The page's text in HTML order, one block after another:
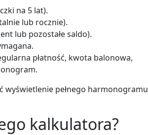
na 5 lat).
lub rocznie).
lub pozostałe saldo).
płatność, kwota balonowa,
wyświetlenie pełnego harmonogramu
kalkulatora?